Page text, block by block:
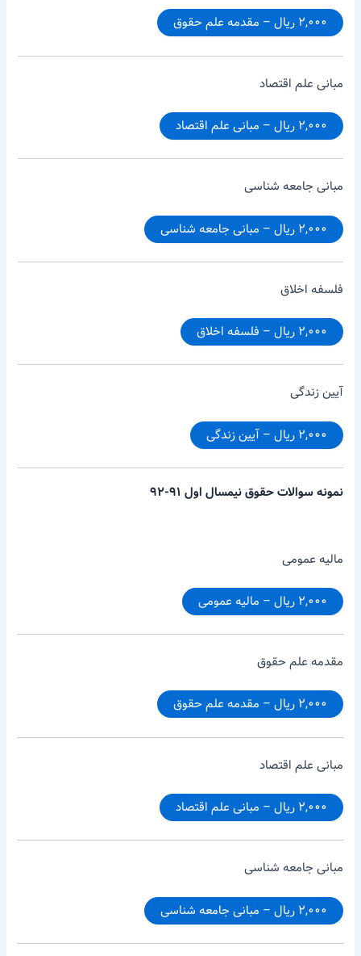
۲,۰۰۰ ریال – مقدمه علم حقوق
مبانی علم اقتصاد
۲,۰۰۰ ریال – مبانی علم اقتصاد
مبانی جامعه شناسی
۲,۰۰۰ ریال – مبانی جامعه شناسی
فلسفه اخلاق
۲,۰۰۰ ریال – فلسفه اخلاق
آیین زندگی
۲,۰۰۰ ریال – آیین زندگی
نمونه سوالات حقوق نیمسال اول ۹۱-۹۲
مالیه عمومی
۲,۰۰۰ ریال – مالیه عمومی
مقدمه علم حقوق
۲,۰۰۰ ریال – مقدمه علم حقوق
مبانی علم اقتصاد
۲,۰۰۰ ریال – مبانی علم اقتصاد
مبانی جامعه شناسی
۲,۰۰۰ ریال – مبانی جامعه شناسی